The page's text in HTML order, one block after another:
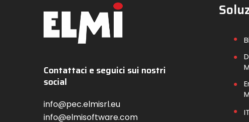
Contattaci e seguici sui nostri
social
info@pec.elmisrl.eu
info@elmisoftware.com